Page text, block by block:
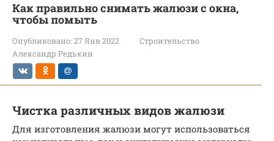
Как правильно снимать жалюзи с окна,
чтобы помыть
Опубликовано: 27 Янв 2022
Строительство
Александр Редькин
Чистка различных видов жалюзи
Для изготовления жалюзи могут использоваться